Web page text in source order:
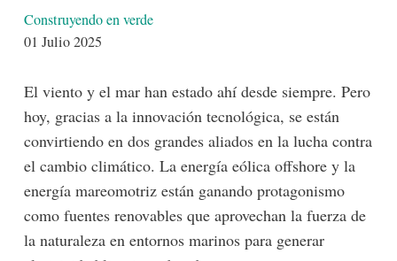
DetallesConstruyendo en verde
01 Julio 2025
El viento y el mar han estado ahí desde siempre. Pero
hoy, gracias a la innovación tecnológica, se están
convirtiendo en dos grandes aliados en la lucha contra
el cambio climático. La energía eólica offshore y la
energía mareomotriz están ganando protagonismo
como fuentes renovables que aprovechan la fuerza de
la naturaleza en entornos marinos para generar